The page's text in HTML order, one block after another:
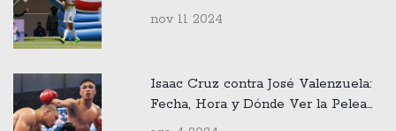
Cobresal con Fuegos Artificiales
nov 11 2024
Isaac Cruz contra José Valenzuela:
Fecha, Hora y Dónde Ver la Pelea
en Vivo